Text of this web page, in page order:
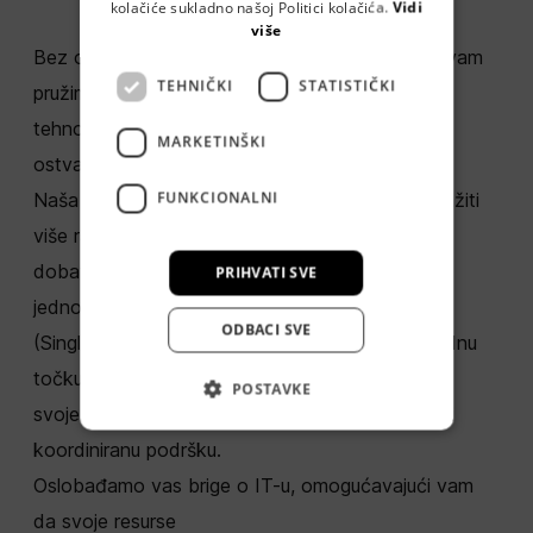
Bez obzira na vaše zahtjeve, mi smo ovdje da vam
pružimo ne samo
tehnološka rješenja, već i cjelokupnu podršku u
ostvarenju poslovnih ciljeva
Naša End-to-End usluga znači da ne morate tražiti
više različitih
dobavljača - mi smo sve što vam treba, sve na
jednom mjestu. A naš SPOC
(Single Point of Contact) osigurava da imate jednu
točku kontakta za sve
svoje potrebe, pružajući vam brzu, jednostavnu i
koordiniranu podršku.
Oslobađamo vas brige o IT-u, omogućavajući vam
da svoje resurse
kolačiće sukladno našoj Politici kolačića. Vidi
više
TEHNIČKI STATISTIČKI
MARKETINŠKI
FUNKCIONALNI
PRIHVATI SVE
ODBACI SVE
POSTAVKE